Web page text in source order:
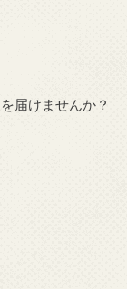
届けませんか？